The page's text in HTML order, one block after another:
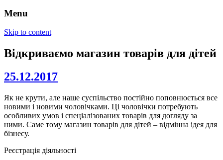
Menu
Skip to content
Відкриваємо магазин товарів для дітей
25.12.2017
Як не крути, але наше суспільство постійно поповнюється все
новими і новими чоловічками. Ці чоловічки потребують
особливих умов і спеціалізованих товарів для догляду за
ними. Саме тому магазин товарів для дітей – відмінна ідея для
бізнесу.
Реєстрація діяльності